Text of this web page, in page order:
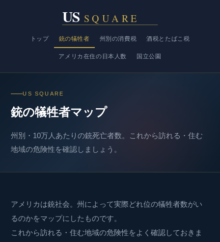
US SQUARE
トップ 銃の犠牲者 州別の消費税 酒税とたばこ税
アメリカ在住の日本人数 国立公園
US SQUARE
銃の犠牲者マップ
州別・10万人あたりの銃死亡者数。これから訪れる・住む
地域の危険性を確認しましょう。
アメリカは銃社会。州によって実際どれ位の犠牲者数がい
るのかをマップにしたものです。
これから訪れる・住む地域の危険性をよく確認しておきま